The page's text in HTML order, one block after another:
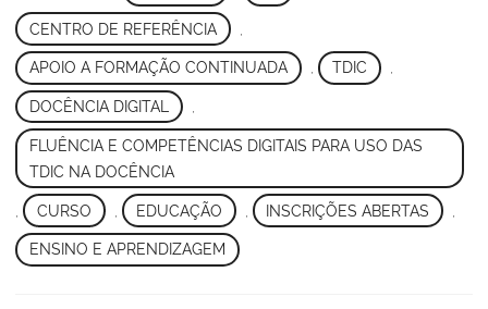
CENTRO DE REFERÊNCIA
APOIO A FORMAÇÃO CONTINUADA , TDIC ,
DOCÊNCIA DIGITAL
FLUÊNCIA E COMPETÊNCIAS DIGITAIS PARA USO DAS
TDIC NA DOCÊNCIA
CURSO EDUCAÇÃO INSCRIÇÕES ABERTAS
ENSINO E APRENDIZAGEM